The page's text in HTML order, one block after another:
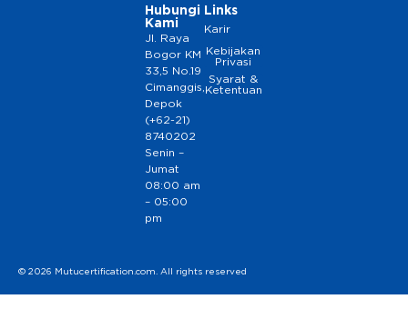
Hubungi
Kami
Jl. Raya
Bogor KM
33,5 No.19
Cimanggis,
Depok
(+62-21)
8740202
Senin –
Jumat
08:00 am
– 05:00
pm
Links
Karir
Kebijakan
Privasi
Syarat &
Ketentuan
© 2026 Mutucertification.com. All rights reserved